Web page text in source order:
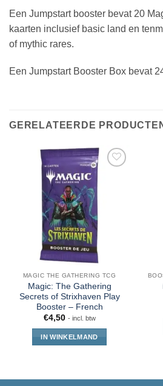
Een Jumpstart booster bevat 20
kaarten inclusief basic land en
of mythic rares.
Een Jumpstart Booster Box bevat
GERELATEERDE
MAGIC THE GATHERING TCG
Magic: The Gathering
Secrets of Strixhaven Play
Booster – French
€4,50 - incl. btw
IN WINKELMAND